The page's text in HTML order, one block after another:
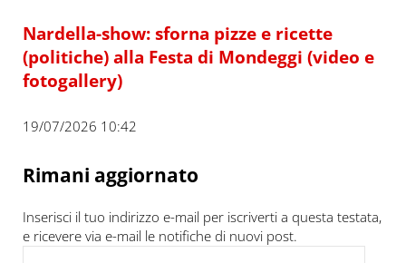
Nardella-show: sforna pizze e ricette
(politiche) alla Festa di Mondeggi (video e
fotogallery)
19/07/2026 10:42
Rimani aggiornato
Inserisci il tuo indirizzo e-mail per iscriverti a questa testata,
e ricevere via e-mail le notifiche di nuovi post.